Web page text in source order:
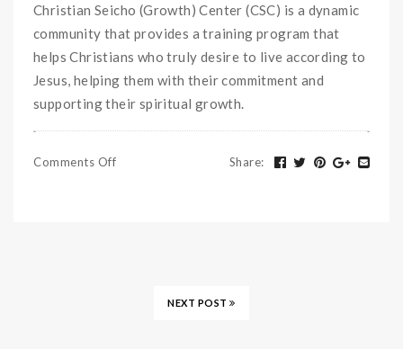
Christian Seicho (Growth) Center (CSC) is a dynamic
community that provides a training program that
helps Christians who truly desire to live according to
Jesus, helping them with their commitment and
supporting their spiritual growth.
Comments Off Share:
NEXT POST